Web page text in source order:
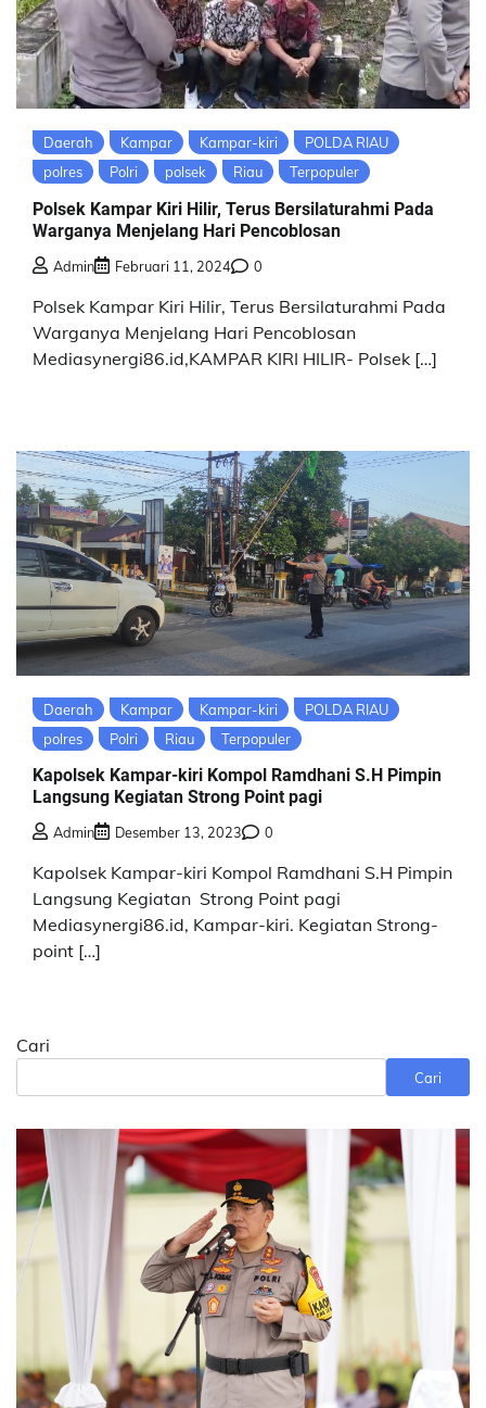
Daerah Kampar Kampar-kiri
POLDA RIAU
polres
Polri polsek Riau Terpopuler
Polsek Kampar Kiri Hilir, Terus Bersilaturahmi Pada
Warganya Menjelang Hari Pencoblosan
Admin Februari 11, 2024 0
Polsek Kampar Kiri Hilir, Terus Bersilaturahmi Pada
Warganya Menjelang Hari Pencoblosan
Mediasynergi86.id,KAMPAR KIRI HILIR- Polsek […]
Daerah Kampar Kampar-kiri
POLDA RIAU
polres
Polri Riau Terpopuler
Kapolsek Kampar-kiri Kompol Ramdhani S.H Pimpin
Langsung Kegiatan Strong Point pagi
Admin Desember 13, 2023 0
Kapolsek Kampar-kiri Kompol Ramdhani S.H Pimpin
Langsung Kegiatan Strong Point pagi
Mediasynergi86.id, Kampar-kiri. Kegiatan Strong-
point […]
Cari
Cari